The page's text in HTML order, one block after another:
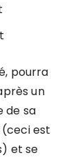
pourra
un
de sa
est
et se